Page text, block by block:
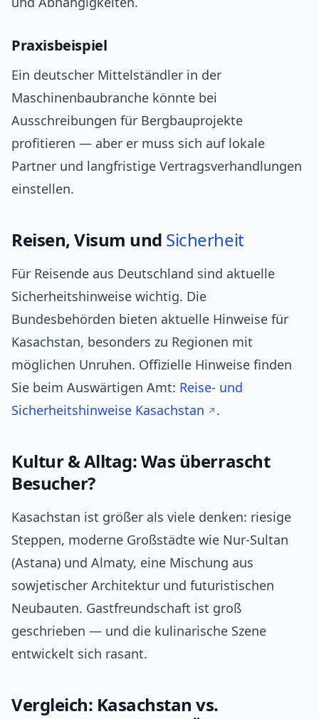
Praxisbeispiel
Ein deutscher Mittelständler in der
Maschinenbaubranche könnte bei
Ausschreibungen für Bergbauprojekte
profitieren — aber er muss sich auf lokale
Partner und langfristige Vertragsverhandlungen
einstellen.
Reisen, Visum und Sicherheit
Für Reisende aus Deutschland sind aktuelle
Sicherheitshinweise wichtig. Die
Bundesbehörden bieten aktuelle Hinweise für
Kasachstan, besonders zu Regionen mit
möglichen Unruhen. Offizielle Hinweise finden
Sie beim Auswärtigen Amt: Reise- und
Sicherheitshinweise Kasachstan
.
Kultur & Alltag: Was überrascht
Besucher?
Kasachstan ist größer als viele denken: riesige
Steppen, moderne Großstädte wie Nur-Sultan
(Astana) und Almaty, eine Mischung aus
sowjetischer Architektur und futuristischen
Neubauten. Gastfreundschaft ist groß
geschrieben — und die kulinarische Szene
entwickelt sich rasant.
Vergleich: Kasachstan vs.